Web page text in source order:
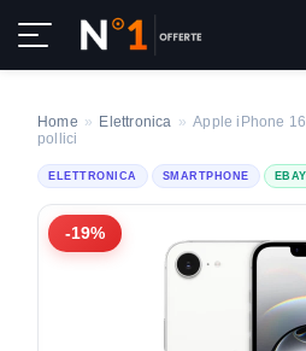
Home » Elettronica » Apple iPhone
pollici
ELETTRONICA SMARTPHONE EBAY
-19%